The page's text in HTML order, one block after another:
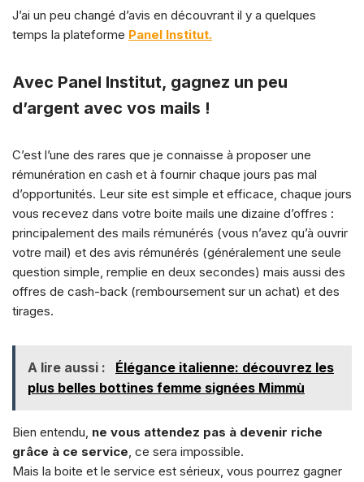
J’ai un peu changé d’avis en découvrant il y a quelques
temps la plateforme Panel Institut.
Avec Panel Institut, gagnez un peu
d’argent avec vos mails !
C’est l’une des rares que je connaisse à proposer une
rémunération en cash et à fournir chaque jours pas mal
d’opportunités. Leur site est simple et efficace, chaque jours
vous recevez dans votre boite mails une dizaine d’offres :
principalement des mails rémunérés (vous n’avez qu’à ouvrir
votre mail) et des avis rémunérés (généralement une seule
question simple, remplie en deux secondes) mais aussi des
offres de cash-back (remboursement sur un achat) et des
tirages.
A lire aussi :
Élégance italienne: découvrez les
plus belles bottines femme signées Mimmù
Bien entendu, ne vous attendez pas à devenir riche
grâce à ce service, ce sera impossible.
Mais la boite et le service est sérieux, vous pourrez gagner